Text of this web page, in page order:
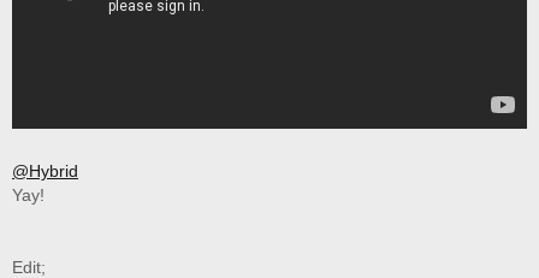
@Hybrid
Yay!
Edit;